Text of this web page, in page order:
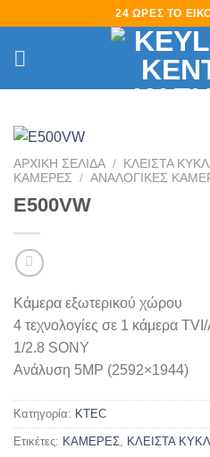
content
24 ΩΡΕΣ ΤΟ
ΑΡΧΙΚΉ ΣΕΛΊΔΑ / ΚΛΕΙΣΤΑ
ΚΑΜΕΡΕΣ
/ ΑΝΑΛΟΓΙΚΕΣ
E500VW
Κάμερα εξωτερικού χώρου
4 τεχνολογίες σε 1 κάμερα
1/2.8 SONY
Ανάλυση 5MΡ (2592×1944)
Κατηγορία: KTEC
Ετικέτες: ΚΑΜΕΡΕΣ ΚΛΕΙΣΤΑ